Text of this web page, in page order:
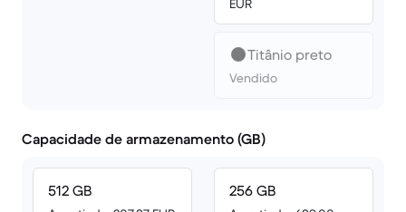
EUR
Titânio preto
Vendido
Capacidade de armazenamento (GB)
512 GB 256 GB